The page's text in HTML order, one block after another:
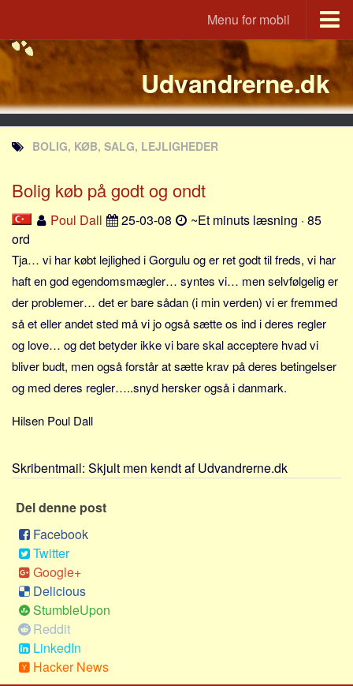
Menu for mobil
Portal
Udvandrerne.dk
Utvandrerne.no
Utvandrarna.se
Tyskland.dk
England.dk
Rusland.dk
JLKM.dk
Lande
Tyrkiet
Spanien
Sverige
Norge
USA
Alle
Nøgleord
Bolig
Job
Virksomhed
Investering
Pension og opsparing
Udvandrerne.dk
BOLIG, KØB, SALG, LEJLIGHEDER
Bolig køb på godt og ondt
Poul Dall 25-03-08
~Et minuts læsning · 85
ord
Tja… vi har købt lejlighed i Gorgulu og er ret godt til freds, vi har
haft en god egendomsmægler… syntes vi… men selvfølgelig er
der problemer… det er bare sådan (i min verden) vi er fremmed
så et eller andet sted må vi jo også sætte os ind i deres regler
og love… og det betyder ikke vi bare skal acceptere hvad vi
bliver budt, men også forstår at sætte krav på deres betingelser
og med deres regler…..snyd hersker også i danmark.
Hilsen Poul Dall
Skribentmail: Skjult men kendt af Udvandrerne.dk
Del denne post
Facebook
Twitter
Google+
Delicious
StumbleUpon
Reddit
LinkedIn
Hacker News